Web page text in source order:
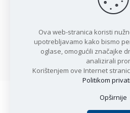
iznajmljivačima
Opširnije
Copyright © 2021 Općina
Politika
Ova web-stranica koristi
upotrebljavamo kako bismo
oglase, omogućili značajke
analizirali
Korištenjem ove Internet
Politikom
Opširnije